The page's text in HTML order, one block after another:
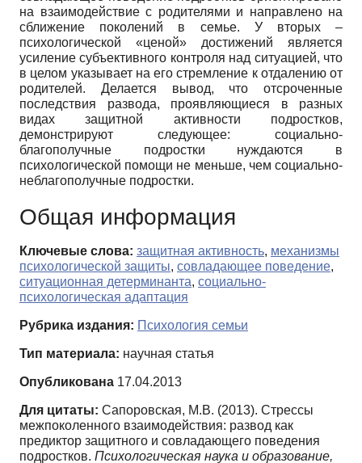
на взаимодействие с родителями и направлено на
сближение поколений в семье. У вторых –
психологической «ценой» достижений является
усиление субъективного контроля над ситуацией, что
в целом указывает на его стремление к отдалению от
родителей. Делается вывод, что отсроченные
последствия развода, проявляющиеся в разных
видах защитной активности подростков,
демонстрируют следующее: социально-
благополучные подростки нуждаются в
психологической помощи не меньше, чем социально-
неблагополучные подростки.
Общая информация
Ключевые слова: защитная активность, механизмы
психологической защиты, совладающее поведение,
ситуационная детерминанта, социально-
психологическая адаптация
Рубрика издания: Психология семьи
Тип материала: научная статья
Опубликована 17.04.2013
Для цитаты: Сапоровская, М.В. (2013). Стрессы
межпоколенного взаимодействия: развод как
предиктор защитного и совладающего поведения
подростков. Психологическая наука и образование,